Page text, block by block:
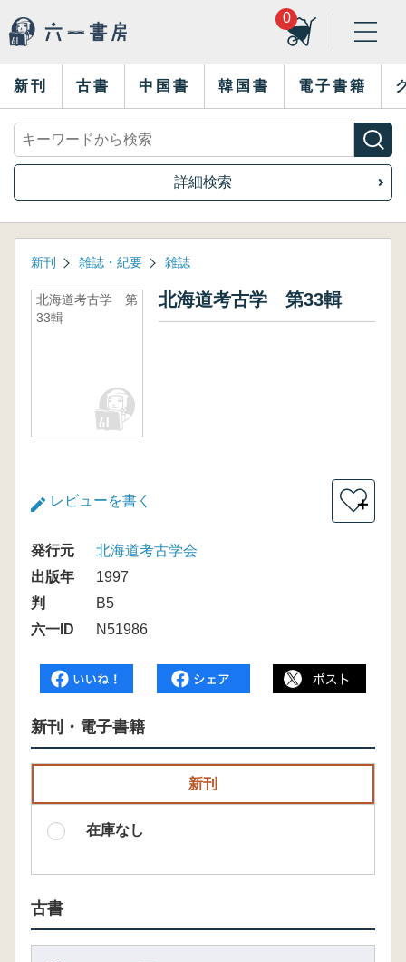
0
新刊 古書 中国書 韓国書 電子書籍
詳細検索
新刊 雑誌・紀要 雑誌
北海道考古学 第
33輯
北海道考古学 第33輯
レビューを書く ＋
発行元
北海道考古学会
出版年
1997
判
B5
六一ID
N51986
新刊・電子書籍
新刊
在庫なし
古書